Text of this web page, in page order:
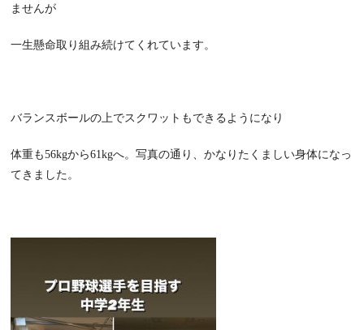
ませんが
一生懸命取り組み続けてくれています。
バランスボールの上でスクワットもできるようになり
体重も56kgから61kgへ。写真の通り、かなりたくましい身体になっ
てきました。